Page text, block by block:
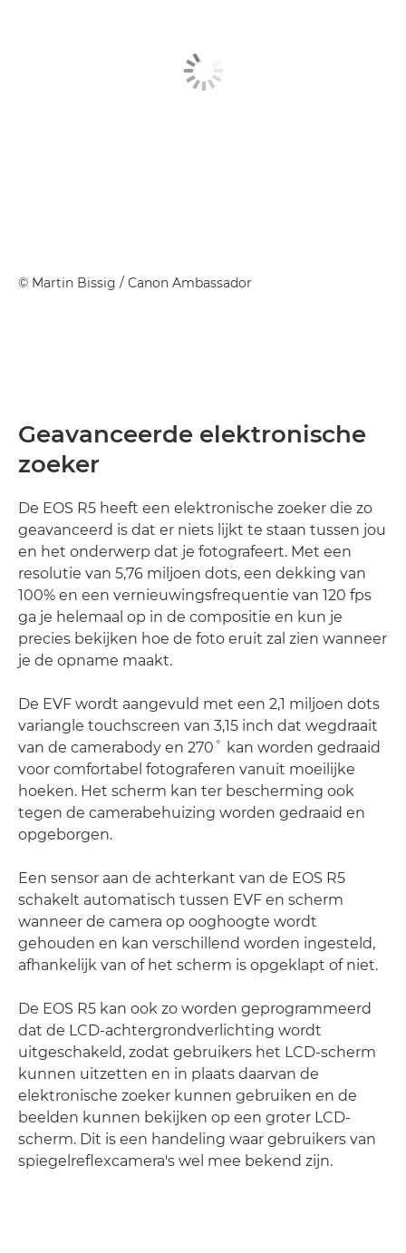
© Martin Bissig / Canon Ambassador
Geavanceerde elektronische
zoeker
De EOS R5 heeft een elektronische zoeker die zo
geavanceerd is dat er niets lijkt te staan tussen jou
en het onderwerp dat je fotografeert. Met een
resolutie van 5,76 miljoen dots, een dekking van
100% en een vernieuwingsfrequentie van 120 fps
ga je helemaal op in de compositie en kun je
precies bekijken hoe de foto eruit zal zien wanneer
je de opname maakt.
De EVF wordt aangevuld met een 2,1 miljoen dots
variangle touchscreen van 3,15 inch dat wegdraait
van de camerabody en 270˚ kan worden gedraaid
voor comfortabel fotograferen vanuit moeilijke
hoeken. Het scherm kan ter bescherming ook
tegen de camerabehuizing worden gedraaid en
opgeborgen.
Een sensor aan de achterkant van de EOS R5
schakelt automatisch tussen EVF en scherm
wanneer de camera op ooghoogte wordt
gehouden en kan verschillend worden ingesteld,
afhankelijk van of het scherm is opgeklapt of niet.
De EOS R5 kan ook zo worden geprogrammeerd
dat de LCD-achtergrondverlichting wordt
uitgeschakeld, zodat gebruikers het LCD-scherm
kunnen uitzetten en in plaats daarvan de
elektronische zoeker kunnen gebruiken en de
beelden kunnen bekijken op een groter LCD-
scherm. Dit is een handeling waar gebruikers van
spiegelreflexcamera's wel mee bekend zijn.